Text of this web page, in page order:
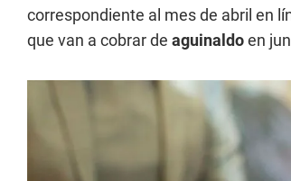
correspondiente al mes de abril en
que van a cobrar de aguinaldoen